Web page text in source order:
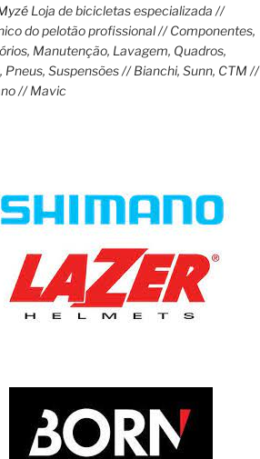
Loja de bicicletas especializada //
do pelotão profissional // Componentes,
Manutenção, Lavagem, Quadros,
Pneus, Suspensões // Bianchi, Sunn, CTM //
// Mavic